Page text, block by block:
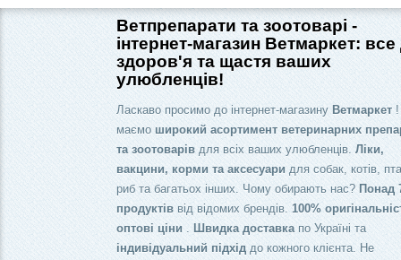
Ветпрепарати та зоотоварі -
інтернет-магазин Ветмаркет:
здоров'я та щастя ваших
улюбленців!
Ласкаво просимо до інтернет-магазину Ветмаркет
маємоширокий асортимент ветеринарних
та зоотоварів для всіх ваших улюбленців.Ліки,
вакцини, корми та аксесуаридля собак, котів,
риб та багатьох інших. Чому обирають нас? Понад
продуктів від відомих брендів.100%
оптові ціни. Швидка доставкапо Україні та
індивідуальний підхід до кожного клієнта. Не